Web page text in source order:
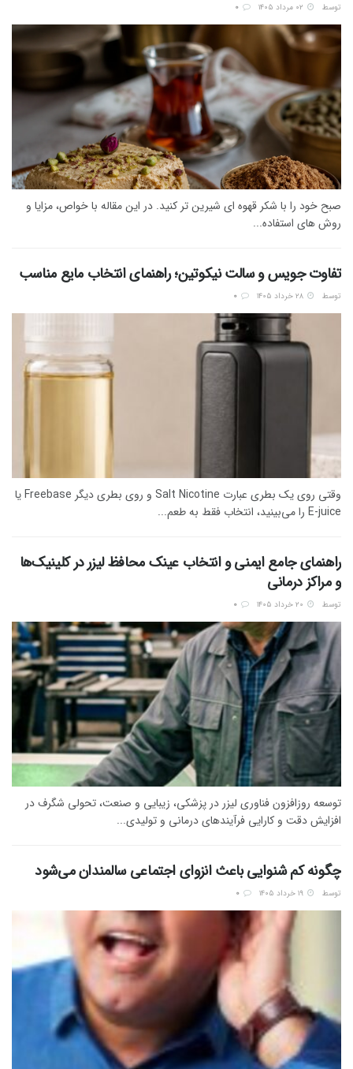
توسط
صبح خود را با شکر قهوه ای شیرین‌ تر کنید. در این مقاله با خواص، مزایا و
روش‌ های استفاده...
تفاوت جویس و سالت نیکوتین؛ راهنمای انتخاب مایع مناسب
توسط
وقتی روی یک بطری عبارت Salt Nicotine و روی بطری دیگر Freebase یا
E-juice را می‌بینید، انتخاب فقط به طعم...
راهنمای جامع ایمنی و انتخاب عینک محافظ لیزر در کلینیک‌ها
و مراکز درمانی
توسط
توسعه روزافزون فناوری لیزر در پزشکی، زیبایی و صنعت، تحولی شگرف در
افزایش دقت و کارایی فرآیندهای درمانی و تولیدی...
چگونه کم شنوایی باعث انزوای اجتماعی سالمندان می‌شود
توسط